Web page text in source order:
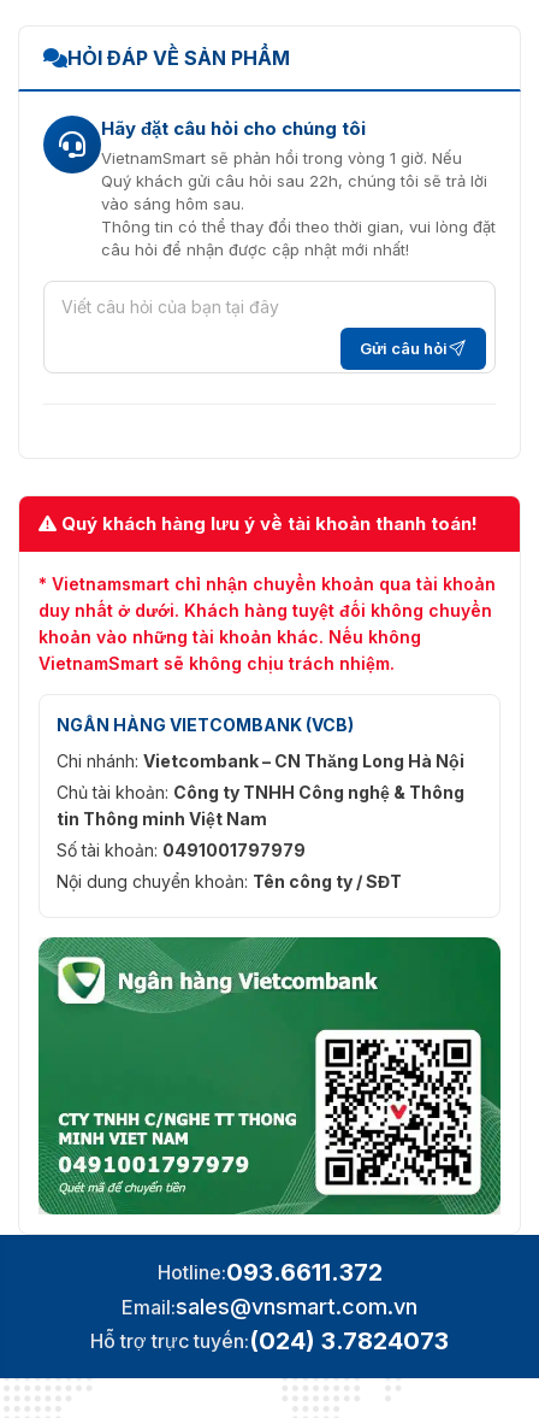
HỎI ĐÁP VỀ SẢN PHẨM
Hãy đặt câu hỏi cho chúng tôi
VietnamSmart sẽ phản hồi trong vòng 1 giờ. Nếu
Quý khách gửi câu hỏi sau 22h, chúng tôi sẽ trả lời
vào sáng hôm sau.
Thông tin có thể thay đổi theo thời gian, vui lòng đặt
câu hỏi để nhận được cập nhật mới nhất!
Gửi câu hỏi
Quý khách hàng lưu ý về tài khoản thanh toán!
* Vietnamsmart chỉ nhận chuyển khoản qua tài khoản
duy nhất ở dưới. Khách hàng tuyệt đối không chuyển
khoản vào những tài khoản khác. Nếu không
VietnamSmart sẽ không chịu trách nhiệm.
NGÂN HÀNG VIETCOMBANK (VCB)
Chi nhánh: Vietcombank – CN Thăng Long Hà Nội
Chủ tài khoản: Công ty TNHH Công nghệ & Thông
tin Thông minh Việt Nam
Số tài khoản: 0491001797979
Nội dung chuyển khoản: Tên công ty / SĐT
Hotline:093.6611.372
Email:sales@vnsmart.com.vn
Hỗ trợ trực tuyến:(024) 3.7824073